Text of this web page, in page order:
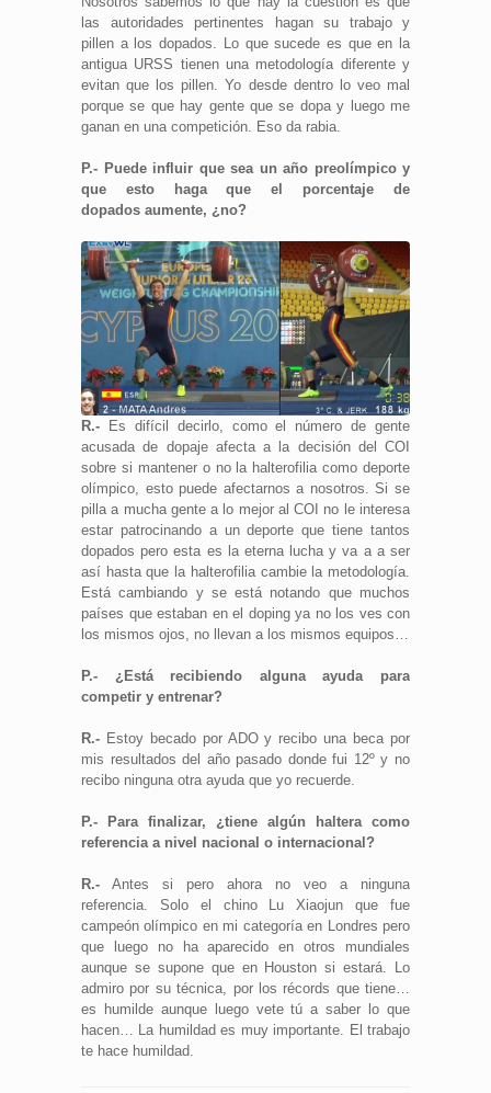
las autoridades pertinentes hagan su trabajo y
pillen a los dopados. Lo que sucede es que en la
antigua URSS tienen una metodología diferente y
evitan que los pillen. Yo desde dentro lo veo mal
porque se que hay gente que se dopa y luego me
ganan en una competición. Eso da rabia.
P.- Puede influir que sea un año preolímpico y
que esto haga que el porcentaje de
dopados aumente, ¿no?
R.- Es difícil decirlo, como el número de gente
acusada de dopaje afecta a la decisión del COI
sobre si mantener o no la halterofilia como deporte
olímpico, esto puede afectarnos a nosotros. Si se
pilla a mucha gente a lo mejor al COI no le interesa
estar patrocinando a un deporte que tiene tantos
dopados pero esta es la eterna lucha y va a a ser
así hasta que la halterofilia cambie la metodología.
Está cambiando y se está notando que muchos
países que estaban en el doping ya no los ves con
los mismos ojos, no llevan a los mismos equipos…
P.- ¿Está recibiendo alguna ayuda para
competir y entrenar?
R.- Estoy becado por ADO y recibo una beca por
mis resultados del año pasado donde fui 12º y no
recibo ninguna otra ayuda que yo recuerde.
P.- Para finalizar, ¿tiene algún haltera como
referencia a nivel nacional o internacional?
R.- Antes si pero ahora no veo a ninguna
referencia. Solo el chino Lu Xiaojun que fue
campeón olímpico en mi categoría en Londres pero
que luego no ha aparecido en otros mundiales
aunque se supone que en Houston si estará. Lo
admiro por su técnica, por los récords que tiene…
es humilde aunque luego vete tú a saber lo que
hacen… La humildad es muy importante. El trabajo
te hace humildad.